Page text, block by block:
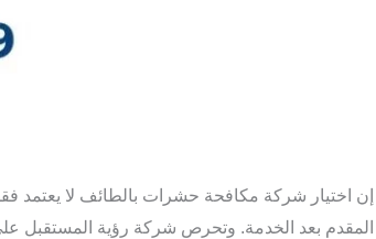
إن اختيار شركة مكافحة حشرات بالطائف لا يعتمد
المقدم بعد الخدمة. وتحرص شركة رؤية المستقبل على